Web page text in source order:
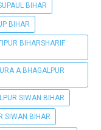
BIHAR
BIHAR
BIHARSHARIF
A BHAGALPUR
SIWAN BIHAR
SIWAN BIHAR